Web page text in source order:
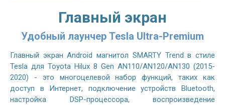
Главный экран
Удобный лаунчер Tesla Ultra-Premium
Главный экран Android магнитол SMARTY Trend в стиле
Tesla для Toyota Hilux 8 Gen AN110/AN120/AN130 (2015-
2020) - это многоцелевой набор функций, таких как
доступ в Интернет, подключение устройств Bluetooth,
настройка DSP-процессора, воспроизведение